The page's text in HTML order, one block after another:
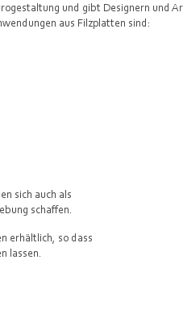
und gibt Designern und
aus Filzplatten sind:
sich auch als
schaffen.
erhältlich, so dass
lassen.